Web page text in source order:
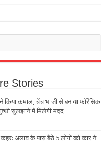
Stories
किया कमाल, चेंच भाजी से बनाया फॉरेंसिक
सुलझाने में मिलेगी मदद
अलाव के पास बैठे 5 लोगों को कार ने